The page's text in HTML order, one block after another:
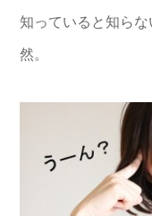
知っていると知ら
然。